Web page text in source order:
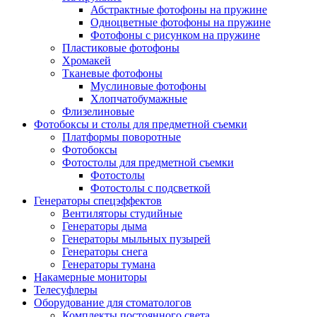
Абстрактные фотофоны на пружине
Одноцветные фотофоны на пружине
Фотофоны с рисунком на пружине
Пластиковые фотофоны
Хромакей
Тканевые фотофоны
Муслиновые фотофоны
Хлопчатобумажные
Флизелиновые
Фотобоксы и столы для предметной съемки
Платформы поворотные
Фотобоксы
Фотостолы для предметной съемки
Фотостолы
Фотостолы с подсветкой
Генераторы спецэффектов
Вентиляторы студийные
Генераторы дыма
Генераторы мыльных пузырей
Генераторы снега
Генераторы тумана
Накамерные мониторы
Телесуфлеры
Оборудование для стоматологов